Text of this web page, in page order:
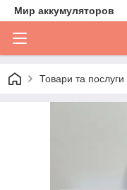
Мир аккумуляторов
Товари та послуги